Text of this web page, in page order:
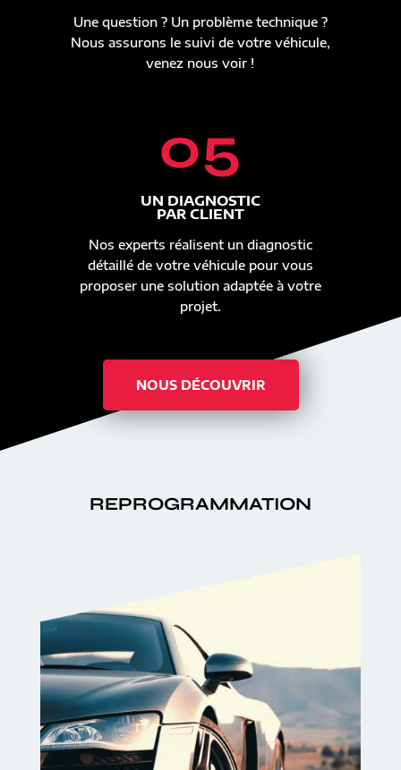
Une question ? Un problème technique ?
Nous assurons le suivi de votre véhicule,
venez nous voir !
05
UN DIAGNOSTIC
PAR CLIENT
Nos experts réalisent un diagnostic
détaillé de votre véhicule pour vous
proposer une solution adaptée à votre
projet.
NOUS DÉCOUVRIR
REPROGRAMMATION